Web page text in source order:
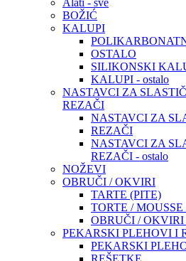
Alati - sve
BOŽIĆ
KALUPI
OSTALO
SILIKONSKI
KALUPI - ostalo
NASTAVCI ZA
REZAČI
NASTAVCI ZA
REZAČI
NASTAVCI ZA
REZAČI - ostalo
NOŽEVI
OBRUČI / OKVIRI
TARTE (PITE)
TORTE /
OBRUČI / OKVIRI
PEKARSKI PLEHOVI I
PEKARSKI
REŠETKE